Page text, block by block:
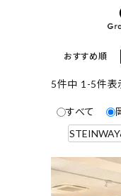
おすすめ順
5件中 1 -5件表
すべて